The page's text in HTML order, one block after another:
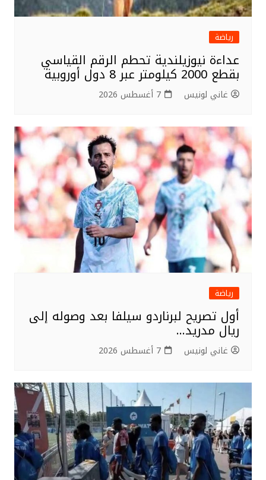
رياضة
عداءة نيوزيلندية تحطم الرقم القياسي
بقطع 2000 كيلومتر عبر 8 دول أوروبية
غاني لونيس 7 أغسطس 2026
رياضة
أول تصريح لبرناردو سيلفا بعد وصوله إلى
ريال مدريد…
غاني لونيس 7 أغسطس 2026